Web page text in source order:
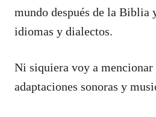
mundo después de la Biblia
idiomas y dialectos.
Ni siquiera voy a mencionar
adaptaciones sonoras y